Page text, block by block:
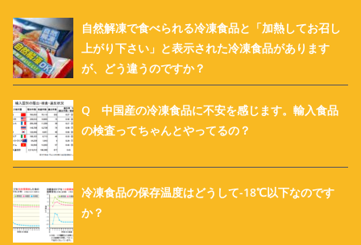
自然解凍で食べられる冷凍食品と「加熱してお召し
上がり下さい」と表示された冷凍食品があります
が、どう違うのですか？
Q 中国産の冷凍食品に不安を感じます。輸入食品
の検査ってちゃんとやってるの？
冷凍食品の保存温度はどうして-18℃以下なのです
か？